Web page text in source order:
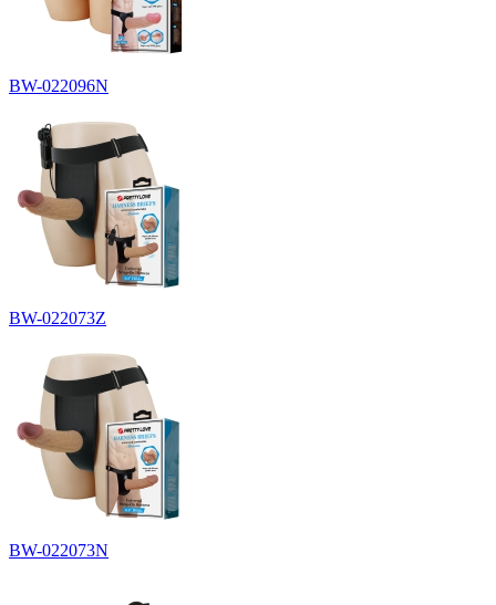
BW-022096N
BW-022073Z
BW-022073N